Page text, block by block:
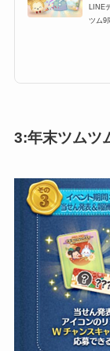
LINE
ツム9
3:年末ツムツ